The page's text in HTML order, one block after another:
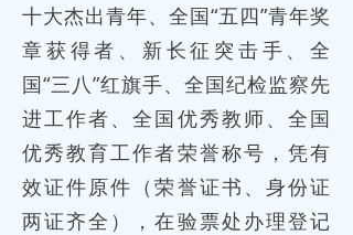
十大杰出青年、全国“五四”青年奖
章获得者、新长征突击手、全
国“三八”红旗手、全国纪检监察先
进工作者、全国优秀教师、全国
优秀教育工作者荣誉称号，凭有
效证件原件（荣誉证书、身份证
两证齐全），在验票处办理登记